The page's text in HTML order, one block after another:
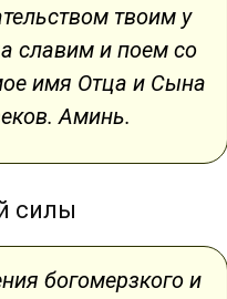
твоим у
славим и поем со
имя Отца и Сына
Аминь.
силы
богомерзкого и